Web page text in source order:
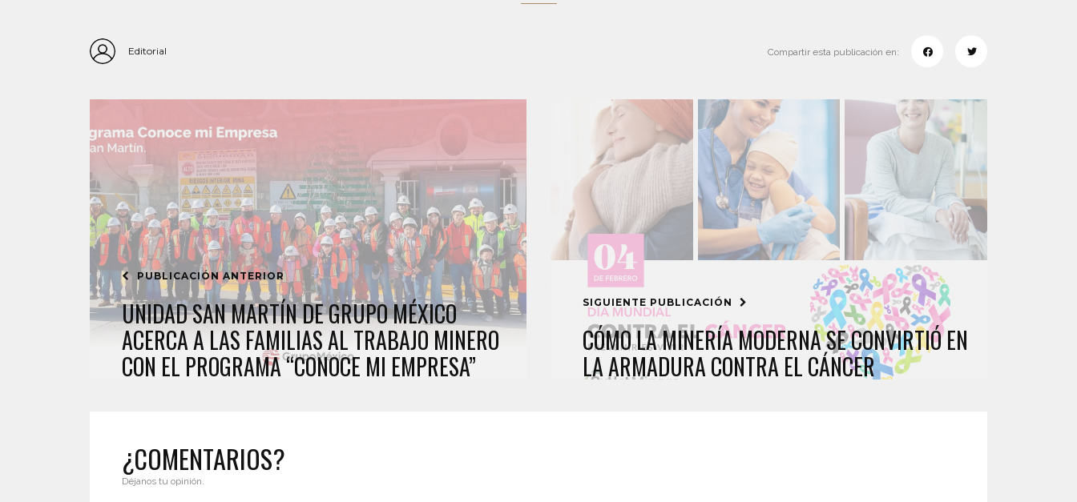
Editorial Compartir esta publicación en:
PUBLICACIÓN ANTERIOR
UNIDAD SAN MARTÍN DE GRUPO MÉXICO
ACERCA A LAS FAMILIAS AL TRABAJO MINERO
CON EL PROGRAMA “CONOCE MI EMPRESA”
SIGUIENTE PUBLICACIÓN
CÓMO LA MINERÍA MODERNA SE CONVIRTIÓ EN
LA ARMADURA CONTRA EL CÁNCER
¿COMENTARIOS?
Déjanos tu opinión.